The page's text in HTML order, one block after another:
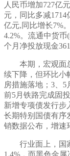
人民币增加727亿
元，同比多减1714
亿元,同比增长7%
4.2%。流通中货币
个月净投放现金
本期，宏观面
续下降，但环比小
房措施落地；3、5
前5月铁路完成固
新增专项债发行步
长期特别国债有序
销数据公布，增速
行业面上，国